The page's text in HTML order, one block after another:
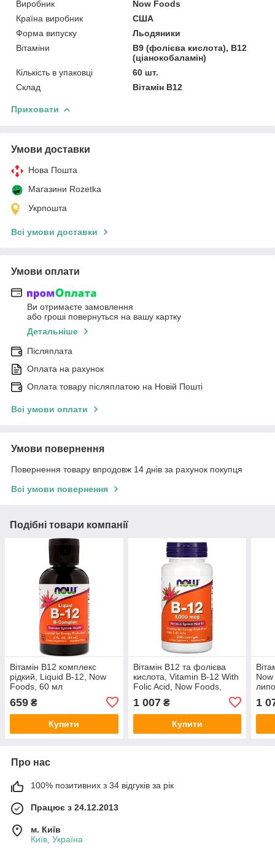
Виробник
Now Foods
Країна виробник
США
Форма випуску
Льодяники
Вітаміни
В9 (фолієва кислота), В12
(ціанокобаламін)
Кількість в упаковці
60 шт.
Склад
Вітамін В12
Приховати
Умови доставки
Нова Пошта
Магазини Rozetka
Укрпошта
Всі умови доставки
Умови оплати
Ви отримаєте замовлення
або гроші повернуться на вашу картку
Детальніше
Післяплата
Оплата на рахунок
Оплата товару післяплатою на Новій Пошті
Всі умови оплати
Умови повернення
Повернення товару впродовж 14 днів за рахунок покупця
Всі умови повернення
Подібні товари компанії
Вітамін В12 комплекс
рідкий, Liquid B-12, Now
Foods, 60 мл
659 ₴
Купити
Вітамін В12 та фолієва
кислота, Vitamin B-12 With
Folic Acid, Now Foods,
1 007₴
Купити
1
Про нас
100% позитивних з 34 відгуків за рік
Працює з 24.12.2013
м. Київ
Київ, Україна